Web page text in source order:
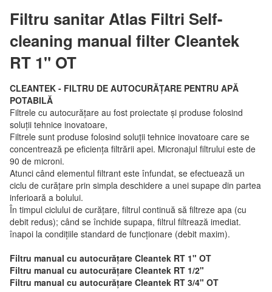
Filtru sanitar Atlas Filtri Self-
cleaning manual filter Cleantek
RT 1" OT
CLEANTEK - FILTRU DE AUTOCURĂȚARE PENTRU APĂ
POTABILĂ
Filtrele cu autocurățare au fost proiectate și produse folosind
soluții tehnice inovatoare,
Filtrele sunt produse folosind soluții tehnice inovatoare care se
concentrează pe eficiența filtrării apei. Micronajul filtrului este de
90 de microni.
Atunci când elementul filtrant este înfundat, se efectuează un
ciclu de curățare prin simpla deschidere a unei supape din partea
inferioară a bolului.
În timpul ciclului de curățare, filtrul continuă să filtreze apa (cu
debit redus); când se închide supapa, filtrul filtrează imediat.
înapoi la condițiile standard de funcționare (debit maxim).
Filtru manual cu autocurățare Cleantek RT 1" OT
Filtru manual cu autocurățare Cleantek RT 1/2"
Filtru manual cu autocurățare Cleantek RT 3/4" OT